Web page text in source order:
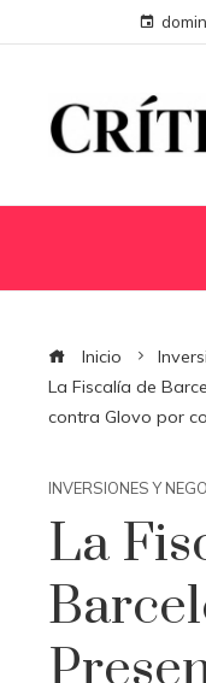
Inicio
La Fiscalía de
contra Glovo por
INVERSIONES Y
La